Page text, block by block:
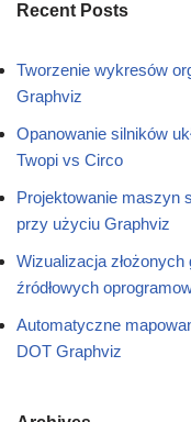
Recent Posts
Tworzenie wykresów
Graphviz
Opanowanie silników
Twopi vs Circo
Projektowanie maszyn
przy użyciu Graphviz
Wizualizacja
źródłowych
Automatyczne
DOT Graphviz